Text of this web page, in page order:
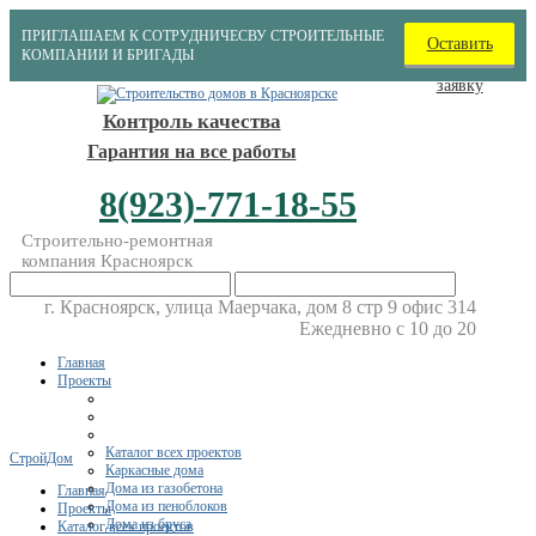
ПРИГЛАШАЕМ К СОТРУДНИЧЕСВУ СТРОИТЕЛЬНЫЕ
КОМПАНИИ И БРИГАДЫ
Оставить
заявку
Контроль качества
Гарантия на все работы
8(923)-771-18-55
Строительно-ремонтная
компания Красноярск
г. Красноярск, улица Маерчака, дом 8 стр 9 офис 314
Ежедневно с 10 до 20
Главная
Проекты
Каталог всех проектов
Каркасные дома
Дома из газобетона
Дома из пеноблоков
Дома из бруса
СтройДом
Главная
Проекты
Каталог всех проектов